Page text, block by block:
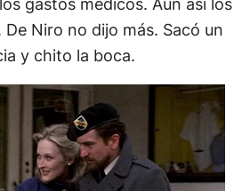
Niro no dijo más. Sacó un
y chito la boca.